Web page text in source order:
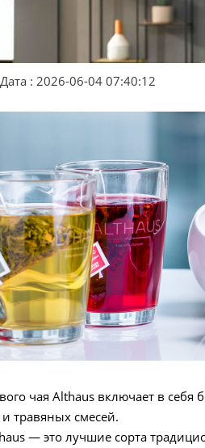
: 2026-06-04 07:40:12
чая Althaus включает в себя
травяных смесей.
— это лучшие сорта